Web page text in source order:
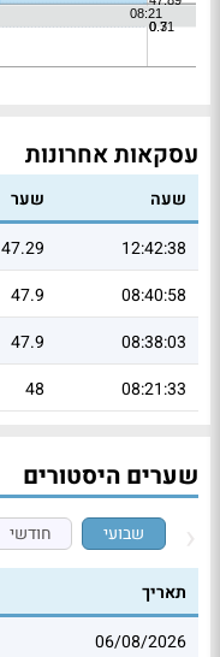
עסקאות אחרונות
שעה שער
12:42:38
47.29
08:40:58
47.9
08:38:03
47.9
08:21:33
48
שערים היסטורים
שבועי חודשי
תאריך
06/08/2026